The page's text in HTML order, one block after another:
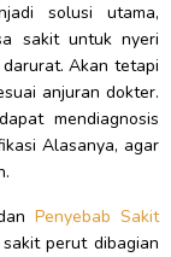
solusi utama,
sakit untuk nyeri
Akan tetapi
anjuran dokter.
mendiagnosis
Alasanya, agar
Penyebab Sakit
perut dibagian